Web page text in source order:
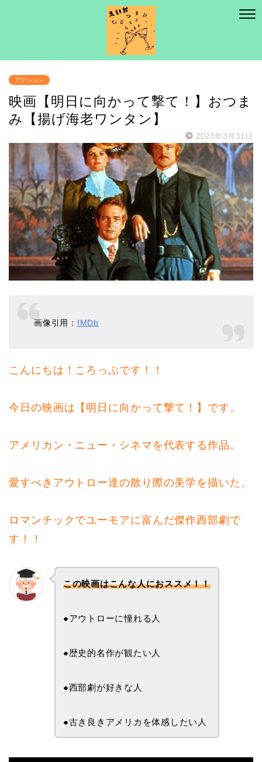
アクション
映画【明日に向かって撃て！】おつま
み【揚げ海老ワンタン】
2023年3月31日
画像引用： IMDb
こんにちは！ころっぷです！！
今日の映画は【明日に向かって撃て！】です。
アメリカン・ニュー・シネマを代表する作品。
愛すべきアウトロー達の散り際の美学を描いた、
ロマンチックでユーモアに富んだ傑作西部劇で
す！！
この映画はこんな人におススメ！！
●アウトローに憧れる人
●歴史的名作が観たい人
●西部劇が好きな人
●古き良きアメリカを体感したい人